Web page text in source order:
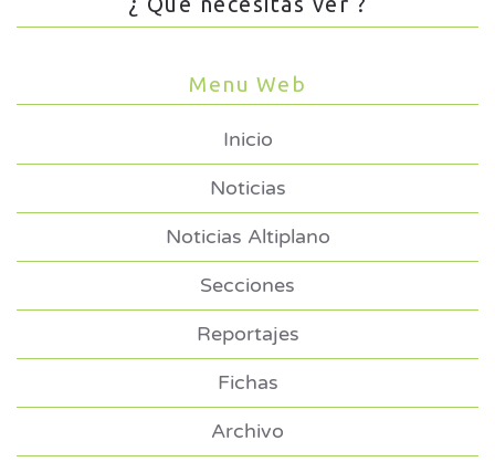
Menu Web
Inicio
Noticias
Noticias Altiplano
Secciones
Reportajes
Fichas
Archivo